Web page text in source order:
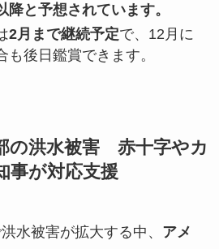
降と予想されています。
2月まで継続予定で、12月に
後日鑑賞できます。
の洪水被害 赤十字やカ
事が対応支援
水被害が拡大する中、 アメ